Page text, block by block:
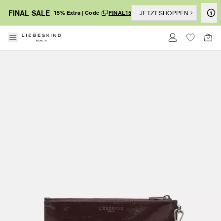
FINAL SALE 15% Extra | Code FINAL15 JETZT SHOPPEN